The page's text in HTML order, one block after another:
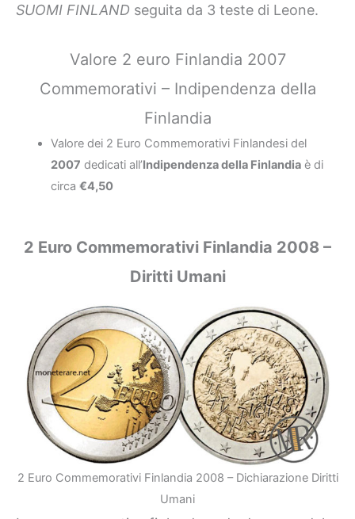
SUOMI FINLAND seguita da 3 teste di Leone.
Valore 2 euro Finlandia 2007
Commemorativi – Indipendenza della
Finlandia
Valore dei 2 Euro Commemorativi Finlandesi del
2007 dedicati all’Indipendenza della Finlandiaè di
circa €4,50
2 Euro Commemorativi Finlandia 2008 –
Diritti Umani
2 Euro Commemorativi Finlandia 2008 – Dichiarazione Diritti
Umani